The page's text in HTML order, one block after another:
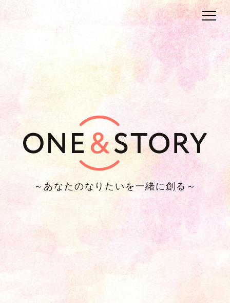
～あなたのなりたいを一緒に創る～